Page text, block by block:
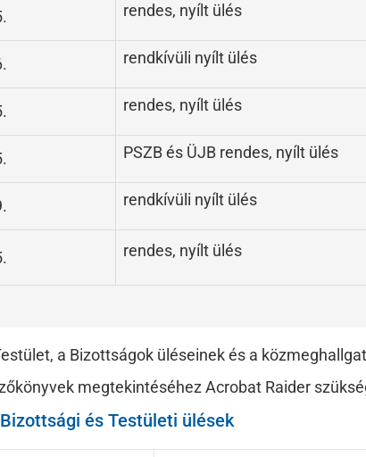
rendes, nyílt ülés
rendkívüli nyílt ülés
rendes, nyílt ülés
PSZB és ÜJB rendes, nyílt ülés
rendkívüli nyílt ülés
rendes, nyílt ülés
a Bizottságok üléseinek és a
megtekintéséhez Acrobat Raider
és Testületi ülések